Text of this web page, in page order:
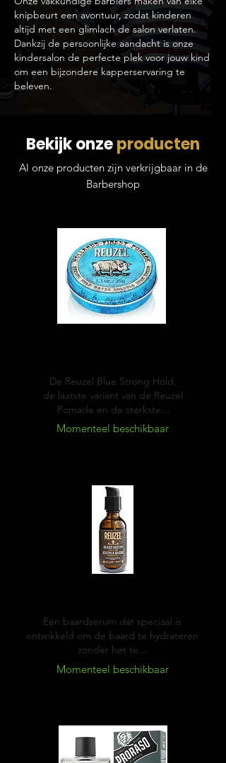
knipbeurt een avontuur, zodat kinderen
altijd met een glimlach de salon verlaten.
Dankzij de persoonlijke aandacht is onze
kindersalon de perfecte plek voor jouw kind
om een bijzondere kapperservaring te
beleven.
Bekijk onzeproducten
Al onze producten zijn verkrijgbaar in de
Barbershop
De Reuzel Blue Strong Hold,
de laatste variant van de Reuzel
Pomade en de sterkste...
Momenteel beschikbaar
Een baardserum dat speciaal is
ontwikkeld om de baard te hydrateren
zonder het te...
Momenteel beschikbaar